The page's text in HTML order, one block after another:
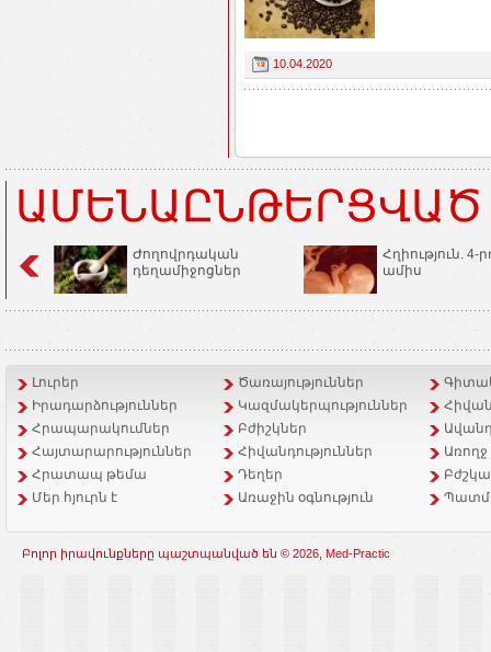
10.04.2020
Ժողովրդական
դեղամիջոցներ
Հղիություն. 4-
ամիս
Լուրեր Ծառայություններ
Իրադարձություններ
Կազմակերպություններ
Հրապարակումներ
Բժիշկներ
Հայտարարություններ
Հիվանդություններ
Հրատապ թեմա
Դեղեր
Մեր հյուրն է
Առաջին օգնություն
Բոլոր իրավունքները պաշտպանված են © 2026, Med-Practic